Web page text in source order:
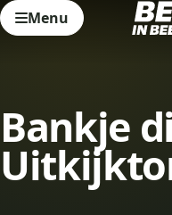
Menu
Bankje